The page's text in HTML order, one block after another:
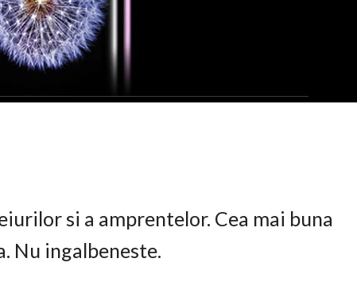
si a amprentelor. Cea mai buna
Nu ingalbeneste.